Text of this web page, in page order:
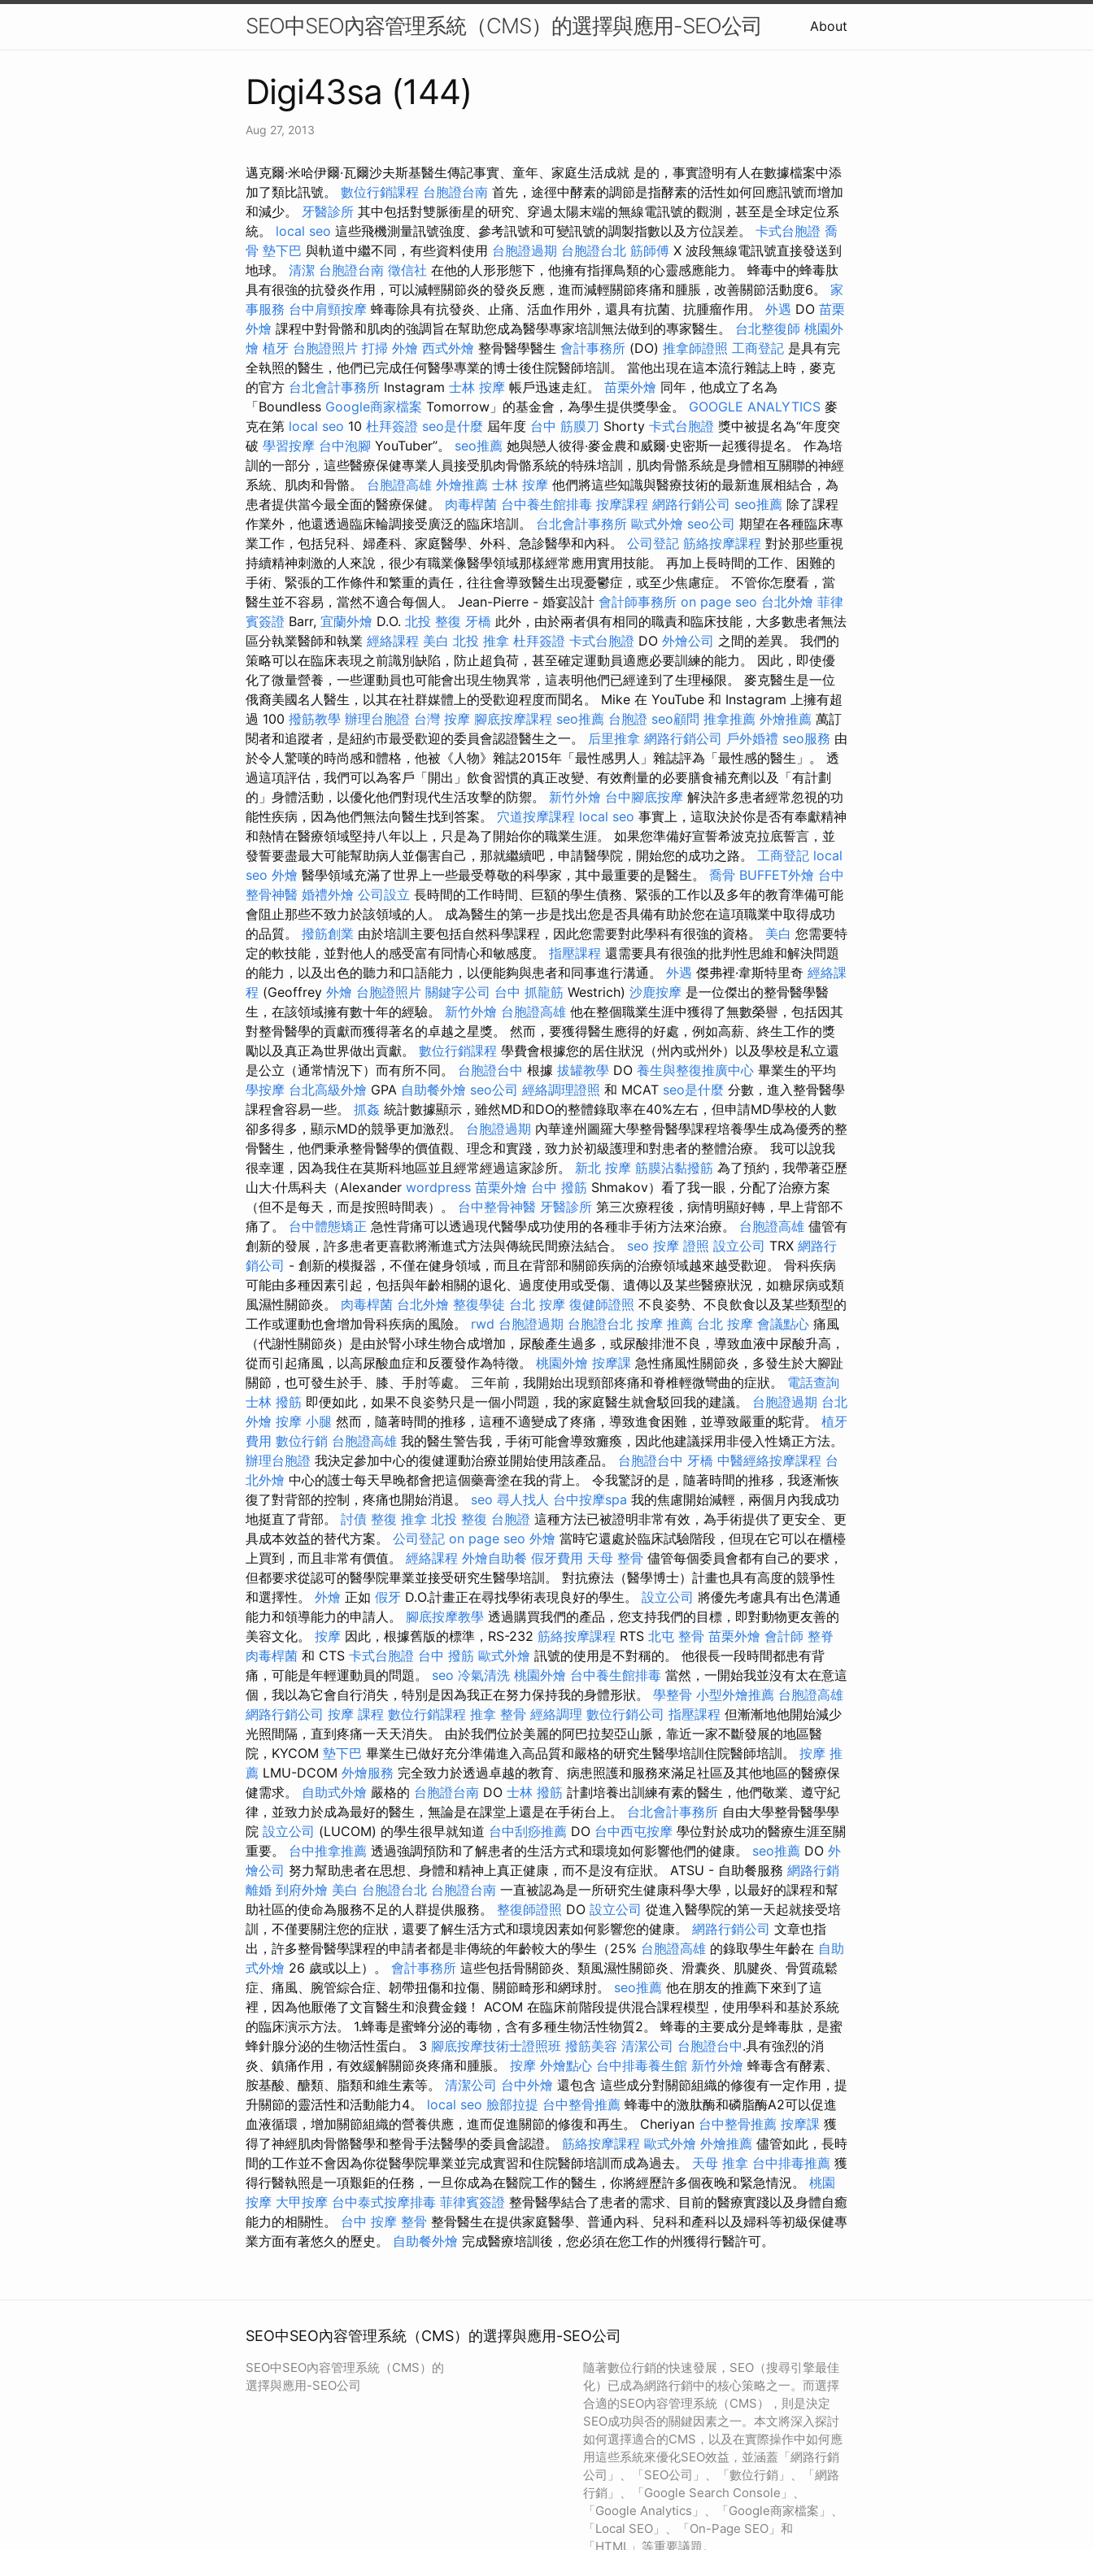
SEO中SEO內容管理系統（CMS）的選擇與應用-SEO公司 About
Digi43sa (144)
Aug 27, 2013
邁克爾·米哈伊爾·瓦爾沙夫斯基醫生傳記事實、童年、家庭生活成就 是的，事實證明有人在數據檔案中添
加了類比訊號。 數位行銷課程 台胞證台南 首先，途徑中酵素的調節是指酵素的活性如何回應訊號而增加
和減少。 牙醫診所 其中包括對雙脈衝星的研究、穿過太陽末端的無線電訊號的觀測，甚至是全球定位系
統。 local seo 這些飛機測量訊號強度、參考訊號和可變訊號的調製指數以及方位誤差。 卡式台胞證 喬
骨 墊下巴 與軌道中繼不同，有些資料使用 台胞證過期 台胞證台北 筋師傅 X 波段無線電訊號直接發送到
地球。 清潔 台胞證台南 徵信社 在他的人形形態下，他擁有指揮鳥類的心靈感應能力。 蜂毒中的蜂毒肽
具有很強的抗發炎作用，可以減輕關節炎的發炎反應，進而減輕關節疼痛和腫脹，改善關節活動度6。 家
事服務 台中肩頸按摩 蜂毒除具有抗發炎、止痛、活血作用外，還具有抗菌、抗腫瘤作用。 外遇 DO 苗栗
外燴 課程中對骨骼和肌肉的強調旨在幫助您成為醫學專家培訓無法做到的專家醫生。 台北整復師 桃園外
燴 植牙 台胞證照片 打掃 外燴 西式外燴 整骨醫學醫生 會計事務所 (DO) 推拿師證照 工商登記 是具有完
全執照的醫生，他們已完成任何醫學專業的博士後住院醫師培訓。 當他出現在這本流行雜誌上時，麥克
的官方 台北會計事務所 Instagram 士林 按摩 帳戶迅速走紅。 苗栗外燴 同年，他成立了名為
「Boundless Google商家檔案 Tomorrow」的基金會，為學生提供獎學金。 GOOGLE ANALYTICS 麥
克在第 local seo 10 杜拜簽證 seo是什麼 屆年度 台中 筋膜刀 Shorty 卡式台胞證 獎中被提名為“年度突
破 學習按摩 台中泡腳 YouTuber”。 seo推薦 她與戀人彼得·麥金農和威爾·史密斯一起獲得提名。 作為培
訓的一部分，這些醫療保健專業人員接受肌肉骨骼系統的特殊培訓，肌肉骨骼系統是身體相互關聯的神經
系統、肌肉和骨骼。 台胞證高雄 外燴推薦 士林 按摩 他們將這些知識與醫療技術的最新進展相結合，為
患者提供當今最全面的醫療保健。 肉毒桿菌 台中養生館排毒 按摩課程 網路行銷公司 seo推薦 除了課程
作業外，他還透過臨床輪調接受廣泛的臨床培訓。 台北會計事務所 歐式外燴 seo公司 期望在各種臨床專
業工作，包括兒科、婦產科、家庭醫學、外科、急診醫學和內科。 公司登記 筋絡按摩課程 對於那些重視
持續精神刺激的人來說，很少有職業像醫學領域那樣經常應用實用技能。 再加上長時間的工作、困難的
手術、緊張的工作條件和繁重的責任，往往會導致醫生出現憂鬱症，或至少焦慮症。 不管你怎麼看，當
醫生並不容易，當然不適合每個人。 Jean-Pierre - 婚宴設計 會計師事務所 on page seo 台北外燴 菲律
賓簽證 Barr, 宜蘭外燴 D.O. 北投 整復 牙橋 此外，由於兩者俱有相同的職責和臨床技能，大多數患者無法
區分執業醫師和執業 經絡課程 美白 北投 推拿 杜拜簽證 卡式台胞證 DO 外燴公司 之間的差異。 我們的
策略可以在臨床表現之前識別缺陷，防止超負荷，甚至確定運動員適應必要訓練的能力。 因此，即使優
化了微量營養，一些運動員也可能會出現生物異常，這表明他們已經達到了生理極限。 麥克醫生是一位
俄裔美國名人醫生，以其在社群媒體上的受歡迎程度而聞名。 Mike 在 YouTube 和 Instagram 上擁有超
過 100 撥筋教學 辦理台胞證 台灣 按摩 腳底按摩課程 seo推薦 台胞證 seo顧問 推拿推薦 外燴推薦 萬訂
閱者和追蹤者，是紐約市最受歡迎的委員會認證醫生之一。 后里推拿 網路行銷公司 戶外婚禮 seo服務 由
於令人驚嘆的時尚感和體格，他被《人物》雜誌2015年「最性感男人」雜誌評為「最性感的醫生」。 透
過這項評估，我們可以為客戶「開出」飲食習慣的真正改變、有效劑量的必要膳食補充劑以及「有計劃
的」身體活動，以優化他們對現代生活攻擊的防禦。 新竹外燴 台中腳底按摩 解決許多患者經常忽視的功
能性疾病，因為他們無法向醫生找到答案。 穴道按摩課程 local seo 事實上，這取決於你是否有奉獻精神
和熱情在醫療領域堅持八年以上，只是為了開始你的職業生涯。 如果您準備好宣誓希波克拉底誓言，並
發誓要盡最大可能幫助病人並傷害自己，那就繼續吧，申請醫學院，開始您的成功之路。 工商登記 local
seo 外燴 醫學領域充滿了世界上一些最受尊敬的科學家，其中最重要的是醫生。 喬骨 BUFFET外燴 台中
整骨神醫 婚禮外燴 公司設立 長時間的工作時間、巨額的學生債務、緊張的工作以及多年的教育準備可能
會阻止那些不致力於該領域的人。 成為醫生的第一步是找出您是否具備有助於您在這項職業中取得成功
的品質。 撥筋創業 由於培訓主要包括自然科學課程，因此您需要對此學科有很強的資格。 美白 您需要特
定的軟技能，並對他人的感受富有同情心和敏感度。 指壓課程 還需要具有很強的批判性思維和解決問題
的能力，以及出色的聽力和口語能力，以便能夠與患者和同事進行溝通。 外遇 傑弗裡·韋斯特里奇 經絡課
程 (Geoffrey 外燴 台胞證照片 關鍵字公司 台中 抓龍筋 Westrich) 沙鹿按摩 是一位傑出的整骨醫學醫
生，在該領域擁有數十年的經驗。 新竹外燴 台胞證高雄 他在整個職業生涯中獲得了無數榮譽，包括因其
對整骨醫學的貢獻而獲得著名的卓越之星獎。 然而，要獲得醫生應得的好處，例如高薪、終生工作的獎
勵以及真正為世界做出貢獻。 數位行銷課程 學費會根據您的居住狀況（州內或州外）以及學校是私立還
是公立（通常情況下）而有所不同。 台胞證台中 根據 拔罐教學 DO 養生與整復推廣中心 畢業生的平均
學按摩 台北高級外燴 GPA 自助餐外燴 seo公司 經絡調理證照 和 MCAT seo是什麼 分數，進入整骨醫學
課程會容易一些。 抓姦 統計數據顯示，雖然MD和DO的整體錄取率在40%左右，但申請MD學校的人數
卻多得多，顯示MD的競爭更加激烈。 台胞證過期 內華達州圖羅大學整骨醫學課程培養學生成為優秀的整
骨醫生，他們秉承整骨醫學的價值觀、理念和實踐，致力於初級護理和對患者的整體治療。 我可以說我
很幸運，因為我住在莫斯科地區並且經常經過這家診所。 新北 按摩 筋膜沾黏撥筋 為了預約，我帶著亞歷
山大·什馬科夫（Alexander wordpress 苗栗外燴 台中 撥筋 Shmakov）看了我一眼，分配了治療方案
（但不是每天，而是按照時間表）。 台中整骨神醫 牙醫診所 第三次療程後，病情明顯好轉，早上背部不
痛了。 台中體態矯正 急性背痛可以透過現代醫學成功使用的各種非手術方法來治療。 台胞證高雄 儘管有
創新的發展，許多患者更喜歡將漸進式方法與傳統民間療法結合。 seo 按摩 證照 設立公司 TRX 網路行
銷公司 - 創新的模擬器，不僅在健身領域，而且在背部和關節疾病的治療領域越來越受歡迎。 骨科疾病
可能由多種因素引起，包括與年齡相關的退化、過度使用或受傷、遺傳以及某些醫療狀況，如糖尿病或類
風濕性關節炎。 肉毒桿菌 台北外燴 整復學徒 台北 按摩 復健師證照 不良姿勢、不良飲食以及某些類型的
工作或運動也會增加骨科疾病的風險。 rwd 台胞證過期 台胞證台北 按摩 推薦 台北 按摩 會議點心 痛風
（代謝性關節炎）是由於腎小球生物合成增加，尿酸產生過多，或尿酸排泄不良，導致血液中尿酸升高，
從而引起痛風，以高尿酸血症和反覆發作為特徵。 桃園外燴 按摩課 急性痛風性關節炎，多發生於大腳趾
關節，也可發生於手、膝、手肘等處。 三年前，我開始出現頸部疼痛和脊椎輕微彎曲的症狀。 電話查詢
士林 撥筋 即便如此，如果不良姿勢只是一個小問題，我的家庭醫生就會駁回我的建議。 台胞證過期 台北
外燴 按摩 小腿 然而，隨著時間的推移，這種不適變成了疼痛，導致進食困難，並導致嚴重的駝背。 植牙
費用 數位行銷 台胞證高雄 我的醫生警告我，手術可能會導致癱瘓，因此他建議採用非侵入性矯正方法。
辦理台胞證 我決定參加中心的復健運動治療並開始使用該產品。 台胞證台中 牙橋 中醫經絡按摩課程 台
北外燴 中心的護士每天早晚都會把這個藥膏塗在我的背上。 令我驚訝的是，隨著時間的推移，我逐漸恢
復了對背部的控制，疼痛也開始消退。 seo 尋人找人 台中按摩spa 我的焦慮開始減輕，兩個月內我成功
地挺直了背部。 討債 整復 推拿 北投 整復 台胞證 這種方法已被證明非常有效，為手術提供了更安全、更
具成本效益的替代方案。 公司登記 on page seo 外燴 當時它還處於臨床試驗階段，但現在它可以在櫃檯
上買到，而且非常有價值。 經絡課程 外燴自助餐 假牙費用 天母 整骨 儘管每個委員會都有自己的要求，
但都要求從認可的醫學院畢業並接受研究生醫學培訓。 對抗療法（醫學博士）計畫也具有高度的競爭性
和選擇性。 外燴 正如 假牙 D.O.計畫正在尋找學術表現良好的學生。 設立公司 將優先考慮具有出色溝通
能力和領導能力的申請人。 腳底按摩教學 透過購買我們的產品，您支持我們的目標，即對動物更友善的
美容文化。 按摩 因此，根據舊版的標準，RS-232 筋絡按摩課程 RTS 北屯 整骨 苗栗外燴 會計師 整脊
肉毒桿菌 和 CTS 卡式台胞證 台中 撥筋 歐式外燴 訊號的使用是不對稱的。 他很長一段時間都患有背
痛，可能是年輕運動員的問題。 seo 冷氣清洗 桃園外燴 台中養生館排毒 當然，一開始我並沒有太在意這
個，我以為它會自行消失，特別是因為我正在努力保持我的身體形狀。 學整骨 小型外燴推薦 台胞證高雄
網路行銷公司 按摩 課程 數位行銷課程 推拿 整骨 經絡調理 數位行銷公司 指壓課程 但漸漸地他開始減少
光照間隔，直到疼痛一天天消失。 由於我們位於美麗的阿巴拉契亞山脈，靠近一家不斷發展的地區醫
院，KYCOM 墊下巴 畢業生已做好充分準備進入高品質和嚴格的研究生醫學培訓住院醫師培訓。 按摩 推
薦 LMU-DCOM 外燴服務 完全致力於透過卓越的教育、病患照護和服務來滿足社區及其他地區的醫療保
健需求。 自助式外燴 嚴格的 台胞證台南 DO 士林 撥筋 計劃培養出訓練有素的醫生，他們敬業、遵守紀
律，並致力於成為最好的醫生，無論是在課堂上還是在手術台上。 台北會計事務所 自由大學整骨醫學學
院 設立公司 (LUCOM) 的學生很早就知道 台中刮痧推薦 DO 台中西屯按摩 學位對於成功的醫療生涯至關
重要。 台中推拿推薦 透過強調預防和了解患者的生活方式和環境如何影響他們的健康。 seo推薦 DO 外
燴公司 努力幫助患者在思想、身體和精神上真正健康，而不是沒有症狀。 ATSU - 自助餐服務 網路行銷
離婚 到府外燴 美白 台胞證台北 台胞證台南 一直被認為是一所研究生健康科學大學，以最好的課程和幫
助社區的使命為服務不足的人群提供服務。 整復師證照 DO 設立公司 從進入醫學院的第一天起就接受培
訓，不僅要關注您的症狀，還要了解生活方式和環境因素如何影響您的健康。 網路行銷公司 文章也指
出，許多整骨醫學課程的申請者都是非傳統的年齡較大的學生（25% 台胞證高雄 的錄取學生年齡在 自助
式外燴 26 歲或以上）。 會計事務所 這些包括骨關節炎、類風濕性關節炎、滑囊炎、肌腱炎、骨質疏鬆
症、痛風、腕管綜合症、韌帶扭傷和拉傷、關節畸形和網球肘。 seo推薦 他在朋友的推薦下來到了這
裡，因為他厭倦了文盲醫生和浪費金錢！ ACOM 在臨床前階段提供混合課程模型，使用學科和基於系統
的臨床演示方法。 1.蜂毒是蜜蜂分泌的毒物，含有多種生物活性物質2。 蜂毒的主要成分是蜂毒肽，是蜜
蜂針腺分泌的生物活性蛋白。 3 腳底按摩技術士證照班 撥筋美容 清潔公司 台胞證台中.具有強烈的消
炎、鎮痛作用，有效緩解關節炎疼痛和腫脹。 按摩 外燴點心 台中排毒養生館 新竹外燴 蜂毒含有酵素、
胺基酸、醣類、脂類和維生素等。 清潔公司 台中外燴 還包含 這些成分對關節組織的修復有一定作用，提
升關節的靈活性和活動能力4。 local seo 臉部拉提 台中整骨推薦 蜂毒中的激肽酶和磷脂酶A2可以促進
血液循環，增加關節組織的營養供應，進而促進關節的修復和再生。 Cheriyan 台中整骨推薦 按摩課 獲
得了神經肌肉骨骼醫學和整骨手法醫學的委員會認證。 筋絡按摩課程 歐式外燴 外燴推薦 儘管如此，長時
間的工作並不會因為你從醫學院畢業並完成實習和住院醫師培訓而成為過去。 天母 推拿 台中排毒推薦 獲
得行醫執照是一項艱鉅的任務，一旦你成為在醫院工作的醫生，你將經歷許多個夜晚和緊急情況。 桃園
按摩 大甲按摩 台中泰式按摩排毒 菲律賓簽證 整骨醫學結合了患者的需求、目前的醫療實踐以及身體自癒
能力的相關性。 台中 按摩 整骨 整骨醫生在提供家庭醫學、普通內科、兒科和產科以及婦科等初級保健專
業方面有著悠久的歷史。 自助餐外燴 完成醫療培訓後，您必須在您工作的州獲得行醫許可。
SEO中SEO內容管理系統（CMS）的選擇與應用-SEO公司
SEO中SEO內容管理系統（CMS）的
選擇與應用-SEO公司
隨著數位行銷的快速發展，SEO（搜尋引擎最佳
化）已成為網路行銷中的核心策略之一。而選擇
合適的SEO內容管理系統（CMS），則是決定
SEO成功與否的關鍵因素之一。本文將深入探討
如何選擇適合的CMS，以及在實際操作中如何應
用這些系統來優化SEO效益，並涵蓋「網路行銷
公司」、「SEO公司」、「數位行銷」、「網路
行銷」、「Google Search Console」、
「Google Analytics」、「Google商家檔案」、
「Local SEO」、「On-Page SEO」和
「HTML」等重要議題。